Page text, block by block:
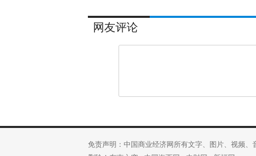
网友评论
免责声明：中国商业经济网所有文字、图片、视频